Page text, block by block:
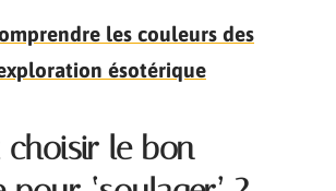
les couleurs des
ésotérique
choisir le bon